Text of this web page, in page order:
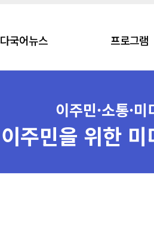
다국어뉴스 프로그램
이주민·소통·미
이주민을 위한